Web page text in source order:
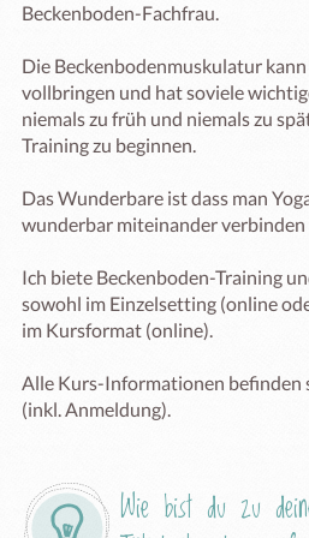
Beckenboden-Fachfrau.
Die Beckenbodenmuskulatur
vollbringen und hat soviele
niemals zu früh und niemals zu
Training zu beginnen.
Das Wunderbare ist dass man
wunderbar miteinander verbinden
Ich biete Beckenboden-Training
sowohl im Einzelsetting (online
im Kursformat (online).
Alle Kurs-Informationen befinden
Wie bist du zu